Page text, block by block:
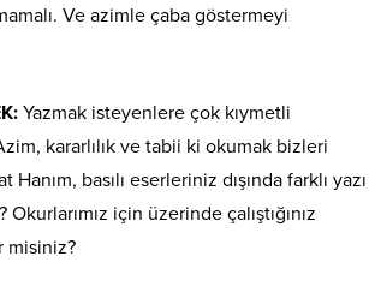
Ve azimle çaba göstermeyi
Yazmak isteyenlere çok kıymetli
kararlılık ve tabii ki okumak bizleri
Hanım, basılı eserleriniz dışında farklı yazı
Okurlarımız için üzerinde çalıştığınız
misiniz?